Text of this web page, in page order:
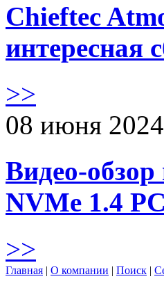
Chieftec
интересная
>>
08 июня 2024
Видео-
NVMe 1.4
>>
Главная | О компании | Поиск |